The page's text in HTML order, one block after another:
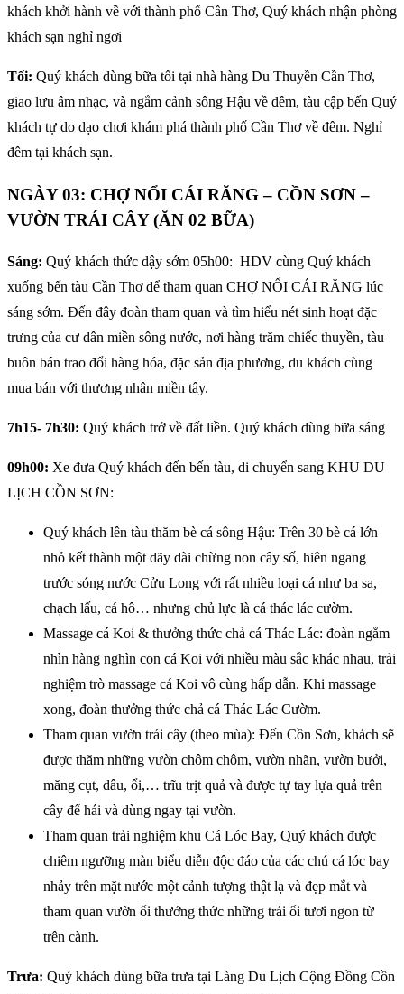
khách khởi hành về với thành phố Cần Thơ, Quý khách nhận phòng
khách sạn nghỉ ngơi
Tối: Quý khách dùng bữa tối tại nhà hàng Du Thuyền Cần Thơ,
giao lưu âm nhạc, và ngắm cảnh sông Hậu về đêm, tàu cập bến Quý
khách tự do dạo chơi khám phá thành phố Cần Thơ về đêm. Nghỉ
đêm tại khách sạn.
NGÀY 03: CHỢ NỔI CÁI RĂNG – CỒN SƠN –
VƯỜN TRÁI CÂY (ĂN 02 BỮA)
Sáng: Quý khách thức dậy sớm 05h00: HDV cùng Quý khách
xuống bến tàu Cần Thơ để tham quan CHỢ NỔI CÁI RĂNG lúc
sáng sớm. Đến đây đoàn tham quan và tìm hiểu nét sinh hoạt đặc
trưng của cư dân miền sông nước, nơi hàng trăm chiếc thuyền, tàu
buôn bán trao đổi hàng hóa, đặc sản địa phương, du khách cùng
mua bán với thương nhân miền tây.
7h15- 7h30: Quý khách trở về đất liền. Quý khách dùng bữa sáng
09h00: Xe đưa Quý khách đến bến tàu, di chuyển sang KHU DU
LỊCH CỒN SƠN:
Quý khách lên tàu thăm bè cá sông Hậu: Trên 30 bè cá lớn
nhỏ kết thành một dãy dài chừng non cây số, hiên ngang
trước sóng nước Cửu Long với rất nhiều loại cá như ba sa,
chạch lấu, cá hô… nhưng chủ lực là cá thác lác cườm.
Massage cá Koi & thưởng thức chả cá Thác Lác: đoàn ngắm
nhìn hàng nghìn con cá Koi với nhiều màu sắc khác nhau, trải
nghiệm trò massage cá Koi vô cùng hấp dẫn. Khi massage
xong, đoàn thưởng thức chả cá Thác Lác Cườm.
Tham quan vườn trái cây (theo mùa): Đến Cồn Sơn, khách sẽ
được thăm những vườn chôm chôm, vườn nhãn, vườn bưởi,
măng cụt, dâu, ổi,… trĩu trịt quả và được tự tay lựa quả trên
cây để hái và dùng ngay tại vườn.
Tham quan trải nghiệm khu Cá Lóc Bay, Quý khách được
chiêm ngưỡng màn biểu diễn độc đáo của các chú cá lóc bay
nhảy trên mặt nước một cảnh tượng thật lạ và đẹp mắt và
tham quan vườn ổi thưởng thức những trái ổi tươi ngon từ
trên cành.
Trưa: Quý khách dùng bữa trưa tại Làng Du Lịch Cộng Đồng Cồn